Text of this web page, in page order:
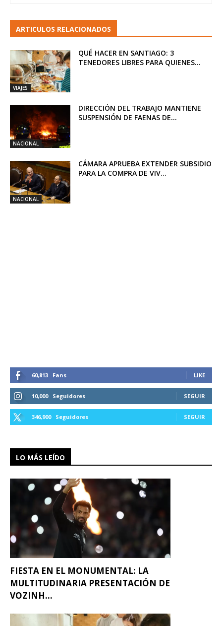
ARTICULOS RELACIONADOS
VIAJES
QUÉ HACER EN SANTIAGO: 3
TENEDORES LIBRES PARA QUIENES...
NACIONAL
DIRECCIÓN DEL TRABAJO MANTIENE
SUSPENSIÓN DE FAENAS DE...
NACIONAL
CÁMARA APRUEBA EXTENDER SUBSIDIO
PARA LA COMPRA DE VIV...
60,813 Fans LIKE
10,000 Seguidores SEGUIR
346,900 Seguidores SEGUIR
LO MÁS LEÍDO
FIESTA EN EL MONUMENTAL: LA
MULTITUDINARIA PRESENTACIÓN DE
VOZINH...